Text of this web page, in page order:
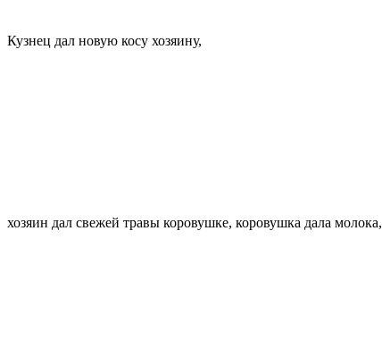
Кузнец дал новую косу хозяину,
хозяин дал свежей травы коровушке, коровушка дала молока,